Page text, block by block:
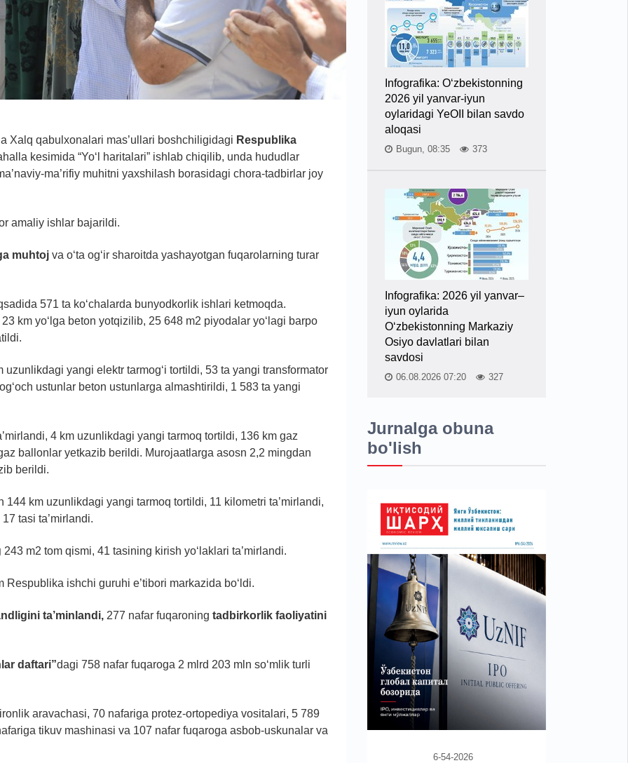
Xalq qabulxonalari mas’ullari boshchiligidagi Respublika
kesimida “Yo‘l haritalari” ishlab chiqilib, unda hududlar
ma’rifiy muhitni yaxshilash borasidagi chora-tadbirlar joy
amaliy ishlar bajarildi.
muhtoj va o‘ta og‘ir sharoitda yashayotgan fuqarolarning turar
571 ta ko‘chalarda bunyodkorlik ishlari ketmoqda.
km yo‘lga beton yotqizilib, 25 648 m2 piyodalar yo‘lagi barpo
yangi elektr tarmog‘i tortildi, 53 ta yangi transformator
ustunlar beton ustunlarga almashtirildi, 1 583 ta yangi
4 km uzunlikdagi yangi tarmoq tortildi, 136 km gaz
ballonlar yetkazib berildi. Murojaatlarga asosn 2,2 mingdan
berildi.
144 km uzunlikdagi yangi tarmoq tortildi, 11 kilometri ta’mirlandi,
tasi ta’mirlandi.
243 m2 tom qismi, 41 tasining kirish yo‘laklari ta’mirlandi.
Respublika ishchi guruhi e’tibori markazida bo‘ldi.
ta’minlandi, 277 nafar fuqaroning tadbirkorlik faoliyatini
daftari”dagi 758 nafar fuqaroga 2 mlrd 203 mln so‘mlik turli
aravachasi, 70 nafariga protez-ortopediya vositalari, 5 789
tikuv mashinasi va 107 nafar fuqaroga asbob-uskunalar va
Infografika: O‘zbekistonning
2026 yil yanvar-iyun
oylaridagi YeOII bilan savdo
aloqasi
Bugun, 08:35 373
Infografika: 2026 yil yanvar–
iyun oylarida
O‘zbekistonning Markaziy
Osiyo davlatlari bilan
savdosi
06.08.2026 07:20 327
Jurnalga obuna
bo'lish
6-54-2026